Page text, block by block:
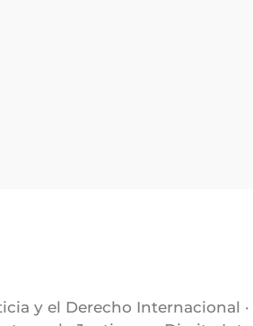
y el Derecho Internacional